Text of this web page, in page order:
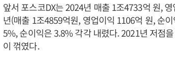
앞서 포스코DX는 2024년 매출 1조4733억 원,
년(매출 1조4859억원, 영업이익 1106억 원, 순
5%, 순이익은 3.8% 각각 내렸다. 2021년 저점
이 꺾였다.